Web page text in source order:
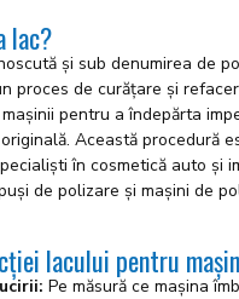
lac?
și sub denumirea de
proces de curățare și
pentru a îndepărta
Această procedură
în cosmetică auto și
de polizare și mașini de
lacului pentru
Pe măsură ce mașina